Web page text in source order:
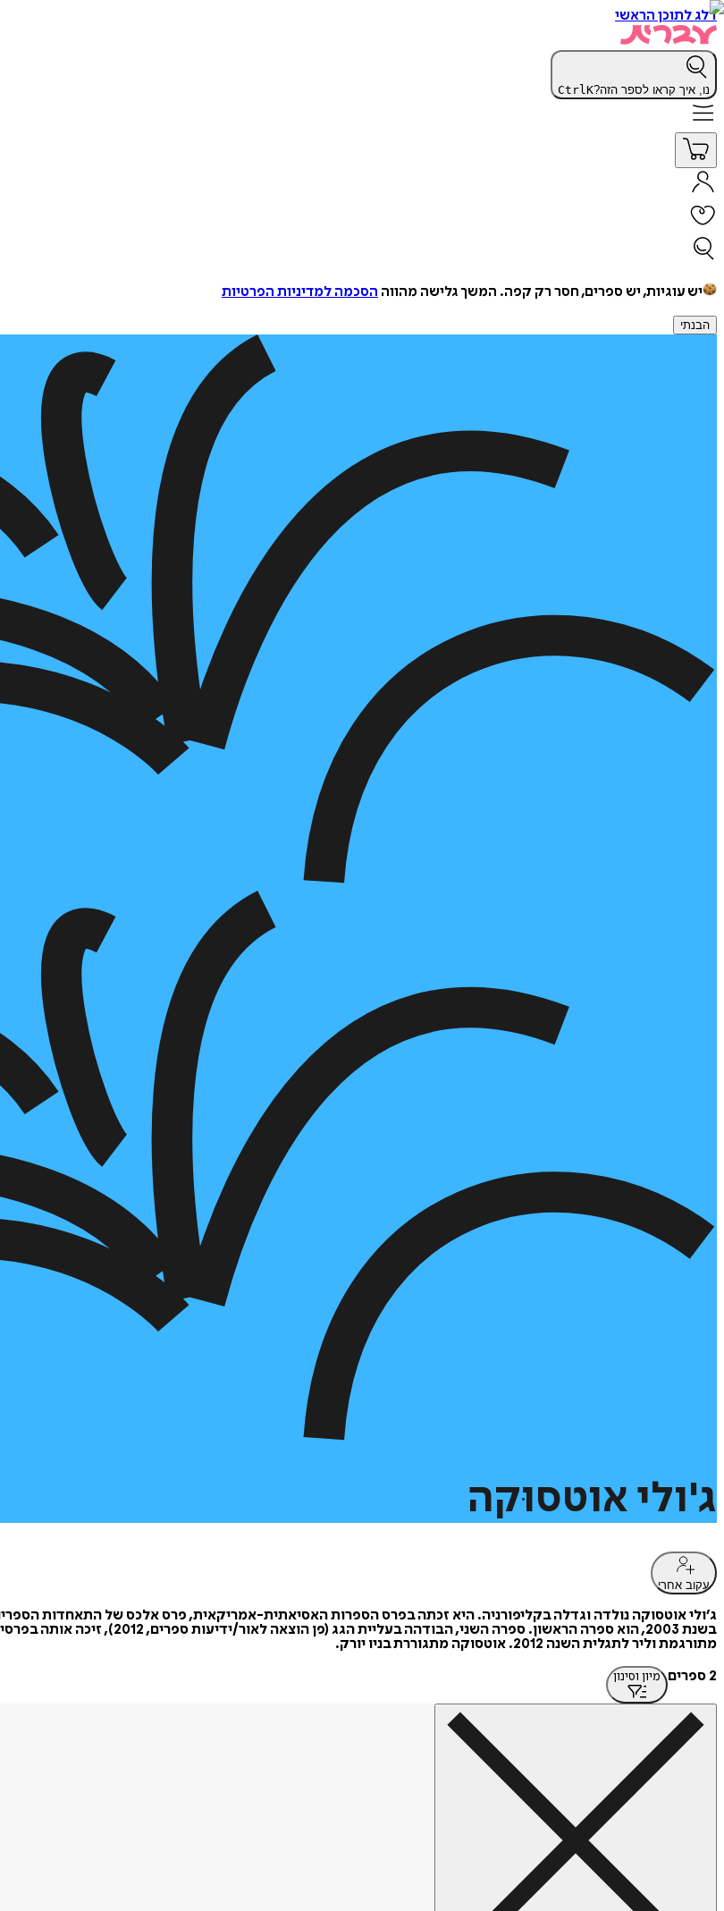
דלג לתוכן הראשי
נו, איך קראו לספר הזה? CtrlK
יש עוגיות, יש ספרים, חסר רק קפה. המשך גלישה מהווה הסכמה למדיניות הפרטיות
הבנתי
ג'ולי אוטסוּקה
עקוב אחרי
ג׳ולי אוטסוקה נולדה וגדלה בקליפורניה. היא זכתה בפרס הספרות האסיאתית-אמריקאית, פרס אלכס של התאחדות
בשנת 2003, הוא ספרה הראשון. ספרה
מתורגמת וליר לתגלית השנה 2012. אוטסוקה מתגוררת בניו יורק.
2 ספרים
מיון וסינון